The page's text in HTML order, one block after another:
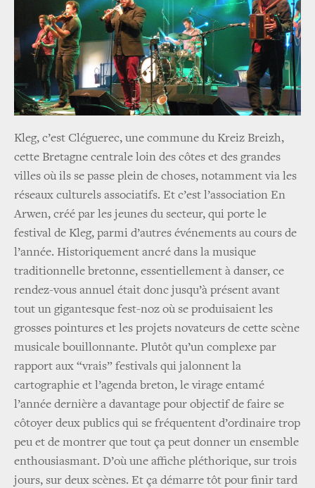
Kleg, c’est Cléguerec, une commune du Kreiz Breizh,
cette Bretagne centrale loin des côtes et des grandes
villes où ils se passe plein de choses, notamment via les
réseaux culturels associatifs. Et c’est l’association En
Arwen, créé par les jeunes du secteur, qui porte le
festival de Kleg, parmi d’autres événements au cours de
l’année. Historiquement ancré dans la musique
traditionnelle bretonne, essentiellement à danser, ce
rendez-vous annuel était donc jusqu’à présent avant
tout un gigantesque fest-noz où se produisaient les
grosses pointures et les projets novateurs de cette scène
musicale bouillonnante. Plutôt qu’un complexe par
rapport aux “vrais” festivals qui jalonnent la
cartographie et l’agenda breton, le virage entamé
l’année dernière a davantage pour objectif de faire se
côtoyer deux publics qui se fréquentent d’ordinaire trop
peu et de montrer que tout ça peut donner un ensemble
enthousiasmant. D’où une affiche pléthorique, sur trois
jours, sur deux scènes. Et ça démarre tôt pour finir tard